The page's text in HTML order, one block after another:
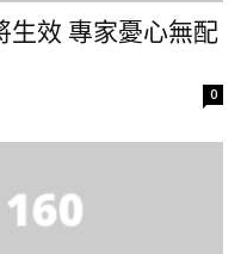
生效 專家憂心無配
0